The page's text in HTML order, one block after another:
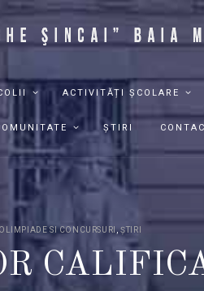
ACTIVITĂȚI ȘCOLARE
ȘTIRI
OLIMPIADE SI CONCURSURI,ȘTIRI